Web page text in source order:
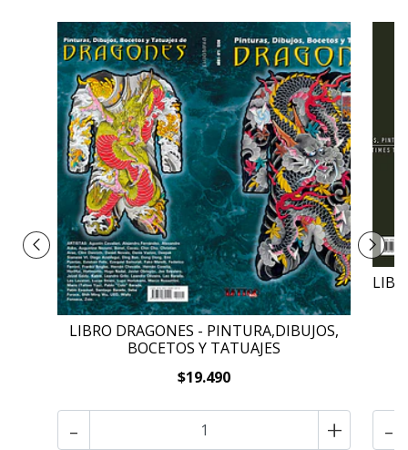
LIBRO DRAGONES - PINTURA,DIBUJOS,
BOCETOS Y TATUAJES
$19.490
- + -